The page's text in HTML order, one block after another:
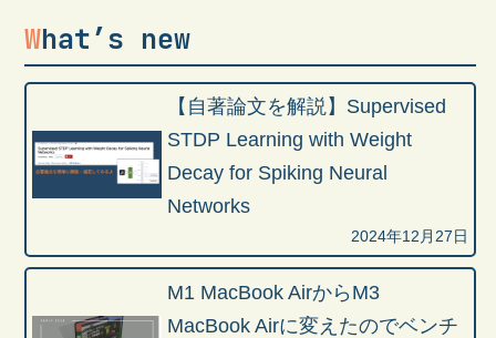
What’s new
【自著論文を解説】Supervised
STDP Learning with Weight
Decay for Spiking Neural
Networks
2024年12月27日
M1 MacBook AirからM3
MacBook Airに変えたのでベンチ